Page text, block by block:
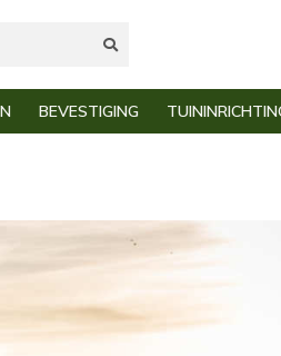
Hekwerk
Vierkante palen
Weidepalen
BEVESTIGING
Hekwerk gereedschap
Binddraad
verzending